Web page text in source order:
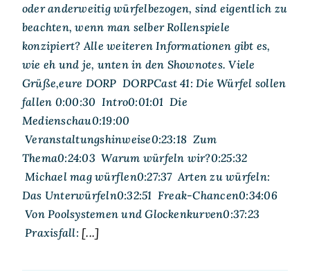
oder anderweitig würfelbezogen, sind eigentlich zu
beachten, wenn man selber Rollenspiele
konzipiert? Alle weiteren Informationen gibt es,
wie eh und je, unten in den Shownotes. Viele
Grüße,eure DORP DORPCast 41: Die Würfel sollen
fallen 0:00:30 Intro0:01:01 Die
Medienschau0:19:00
Veranstaltungshinweise0:23:18 Zum
Thema0:24:03 Warum würfeln wir?0:25:32
Michael mag würflen0:27:37 Arten zu würfeln:
Das Unterwürfeln0:32:51 Freak-Chancen0:34:06
Von Poolsystemen und Glockenkurven0:37:23
Praxisfall: [...]